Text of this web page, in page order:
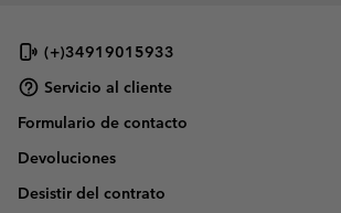
(+)34919015933
Servicio al cliente
Formulario de contacto
Devoluciones
Desistir del contrato